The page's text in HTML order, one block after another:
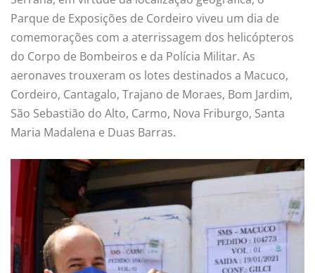
Parque de Exposições de Cordeiro viveu um dia de
comemorações com a aterrissagem dos helicópteros
do Corpo de Bombeiros e da Polícia Militar. As
aeronaves trouxeram os lotes destinados a Macuco,
Cordeiro, Cantagalo, Trajano de Moraes, Bom Jardim,
São Sebastião do Alto, Carmo, Nova Friburgo, Santa
Maria Madalena e Duas Barras.